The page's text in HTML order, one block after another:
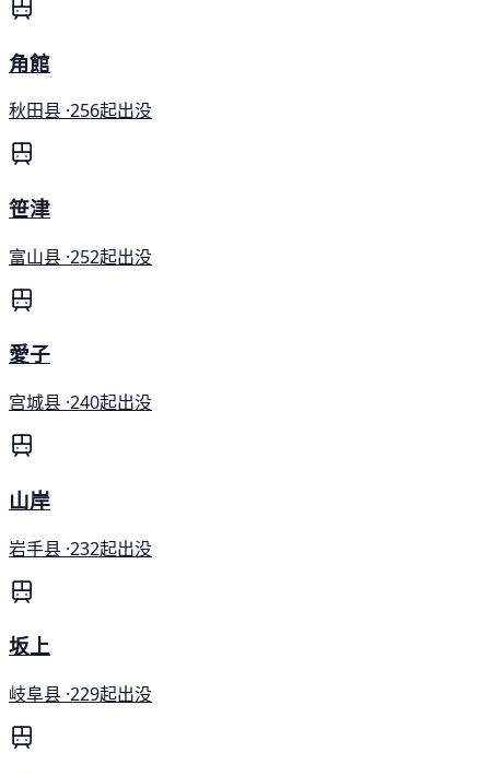
角館
秋田县 ·256起出没
笹津
富山县 ·252起出没
愛子
宫城县 ·240起出没
山岸
岩手县 ·232起出没
坂上
岐阜县 ·229起出没